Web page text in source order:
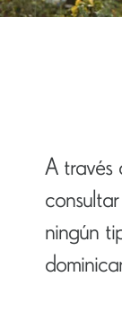
A través
ningún